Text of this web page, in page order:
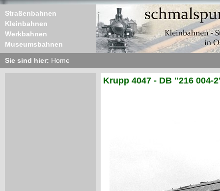
Straßenbahnen
Kleinbahnen
Werkbahnen
Museumsbahnen
Sie sind hier: Home
Krupp 4047 - DB "216 004-